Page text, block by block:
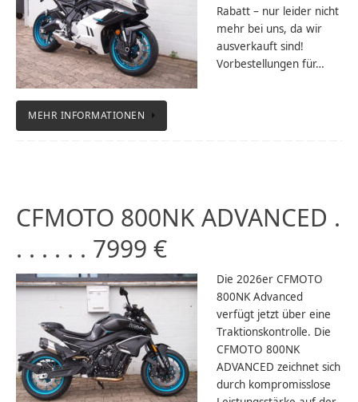
Rabatt – nur leider nicht
mehr bei uns, da wir
ausverkauft sind!
Vorbestellungen für…
MEHR INFORMATIONEN
CFMOTO 800NK ADVANCED .
. . . . . . 7999 €
Die 2026er CFMOTO
800NK Advanced
verfügt jetzt über eine
Traktionskontrolle. Die
CFMOTO 800NK
ADVANCED zeichnet sich
durch kompromisslose